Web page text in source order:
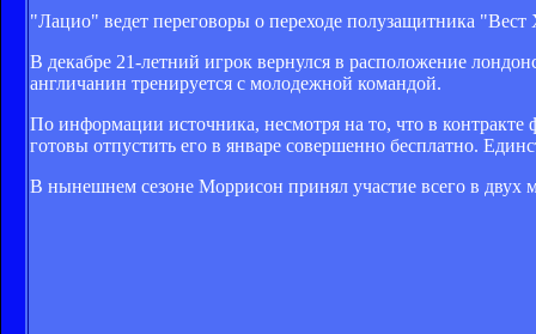
"Лацио" ведет переговоры о переходе полузащитника
В декабре 21-летний игрок вернулся в расположение
англичанин тренируется с молодежной командой.
По информации источника, несмотря на то, что в
готовы отпустить его в январе совершенно бесплатно.
В нынешнем сезоне Моррисон принял участие всего в двух